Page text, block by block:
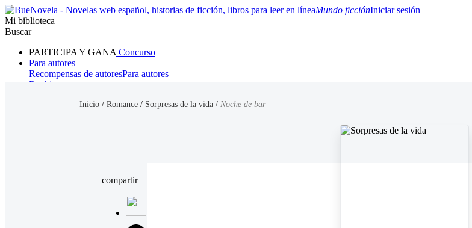
Mundo ficciónIniciar sesión
Mi biblioteca
Buscar
PARTICIPA Y GANA Concurso
Para autores
Recompensas de autoresPara autores
Ranking
ParanormalMisterio/Thriller
Inicio / Romance / Sorpresas de la vida / Noche de bar
compartir